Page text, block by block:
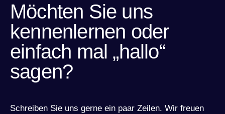
Möchten Sie uns
kennenlernen oder
einfach mal „hallo“
sagen?
Schreiben Sie uns gerne ein paar Zeilen. Wir freuen